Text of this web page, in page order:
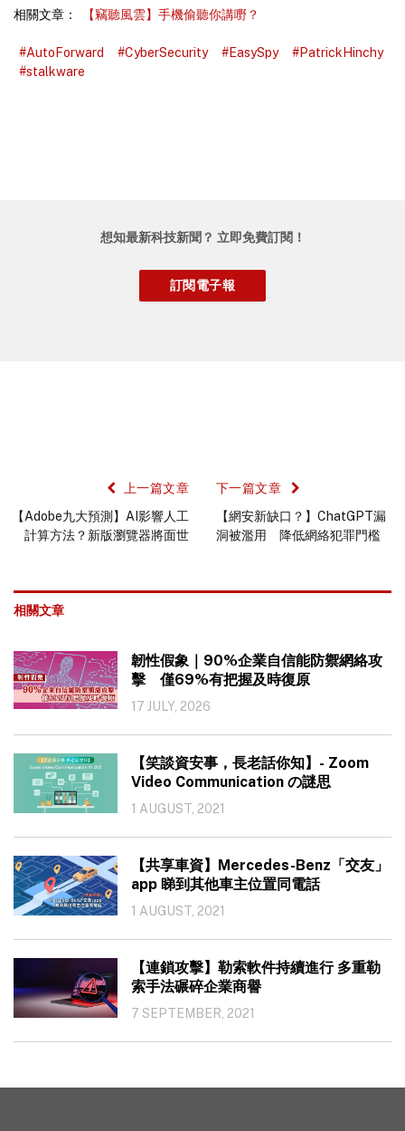
相關文章： 【竊聽風雲】手機偷聽你講嘢？
#AutoForward #CyberSecurity #EasySpy
#PatrickHinchy
#stalkware
想知最新科技新聞？ 立即免費訂閱！
上一篇文章
【Adobe九大預測】AI影響人工
計算方法？新版瀏覽器將面世
下一篇文章
【網安新缺口？】ChatGPT漏
洞被濫用 降低網絡犯罪門檻
相關文章
韌性假象｜90%企業自信能防禦網絡攻
擊 僅69%有把握及時復原
17 JULY, 2026
【笑談資安事，長老話你知】- Zoom
Video Communication の謎思
1 AUGUST, 2021
【共享車資】Mercedes-Benz「交友」
app 睇到其他車主位置同電話
1 AUGUST, 2021
【連鎖攻擊】勒索軟件持續進行 多重勒
索手法碾碎企業商譽
7 SEPTEMBER, 2021